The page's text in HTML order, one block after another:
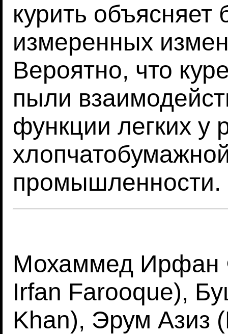
курить
измеренных
Вероятно, что
пыли
функции легких у
промышленности.
Мохаммед Ирфан
Irfan Farooque),
Khan), Эрум Азиз